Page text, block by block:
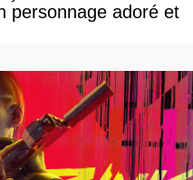
personnage adoré et